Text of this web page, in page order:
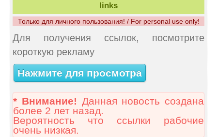
links
Только для личного пользования! / For personal use only!
Для получения ссылок, посмотрите
короткую рекламу
Нажмите для просмотра
* Внимание! Данная новость создана
более 2 лет назад.
Вероятность что ссылки рабочие
очень низкая.